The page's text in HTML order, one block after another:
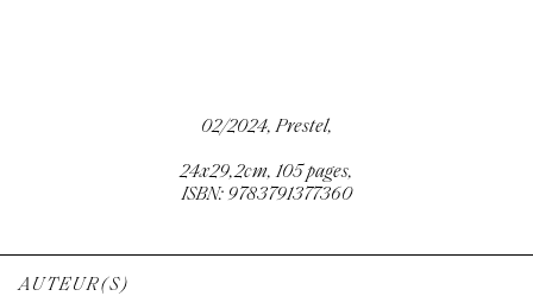
02/2024, Prestel,
24x29,2cm, 105 pages,
ISBN: 9783791377360
AUTEUR(S)